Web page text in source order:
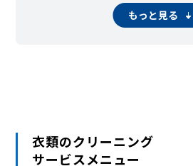
千住中居町 千住仲町千
千住元町 千住柳町竹の塚
もっと見る
衣類のクリーニング
サービスメニュー